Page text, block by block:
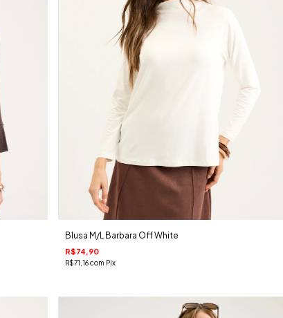
Blusa M/L Barbara Off White
R$74,90
R$71,16com Pix